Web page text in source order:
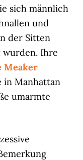
sich männlich
und
der Sitten
wurden. Ihre
Meaker
in Manhattan
umarmte